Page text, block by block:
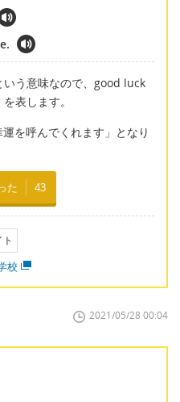
う意味なので、good luck
表します。
を呼んでくれます」となり
た 43
校
2021/05/28 00:04